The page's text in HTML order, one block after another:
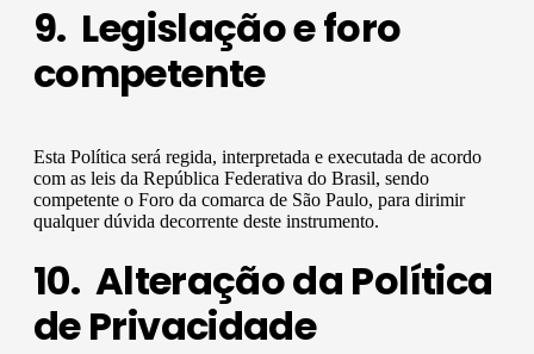
9. Legislação e foro
competente
Esta Política será regida, interpretada e executada de acordo
com as leis da República Federativa do Brasil, sendo
competente o Foro da comarca de São Paulo, para dirimir
qualquer dúvida decorrente deste instrumento.
10. Alteração da Política
de Privacidade